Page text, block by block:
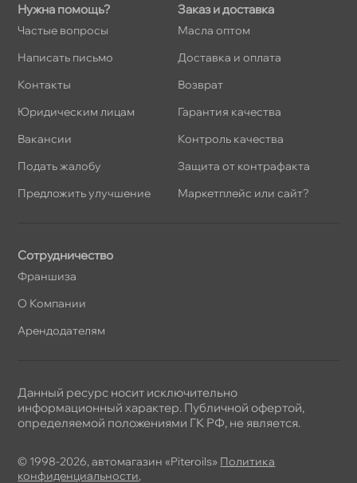
Нужна помощь?
Частые вопросы
Написать письмо
Контакты
Юридическим лицам
акансии
Подать жалобу
Предложить улучшение
Заказ и доставка
Масла оптом
Доставка и оплата
озврат
Гарантия качества
Контроль качества
Защита от контрафакта
Маркетплейс или сайт?
Сотрудничество
Франшиза
О Компании
Арендодателям
© 1998-2026, автомагазин «Piteroils» Политика
конфиденциальности,
Данный ресурс носит исключительно
информационный характер. Публичной офертой,
определяемой положениями ГК РФ, не является.